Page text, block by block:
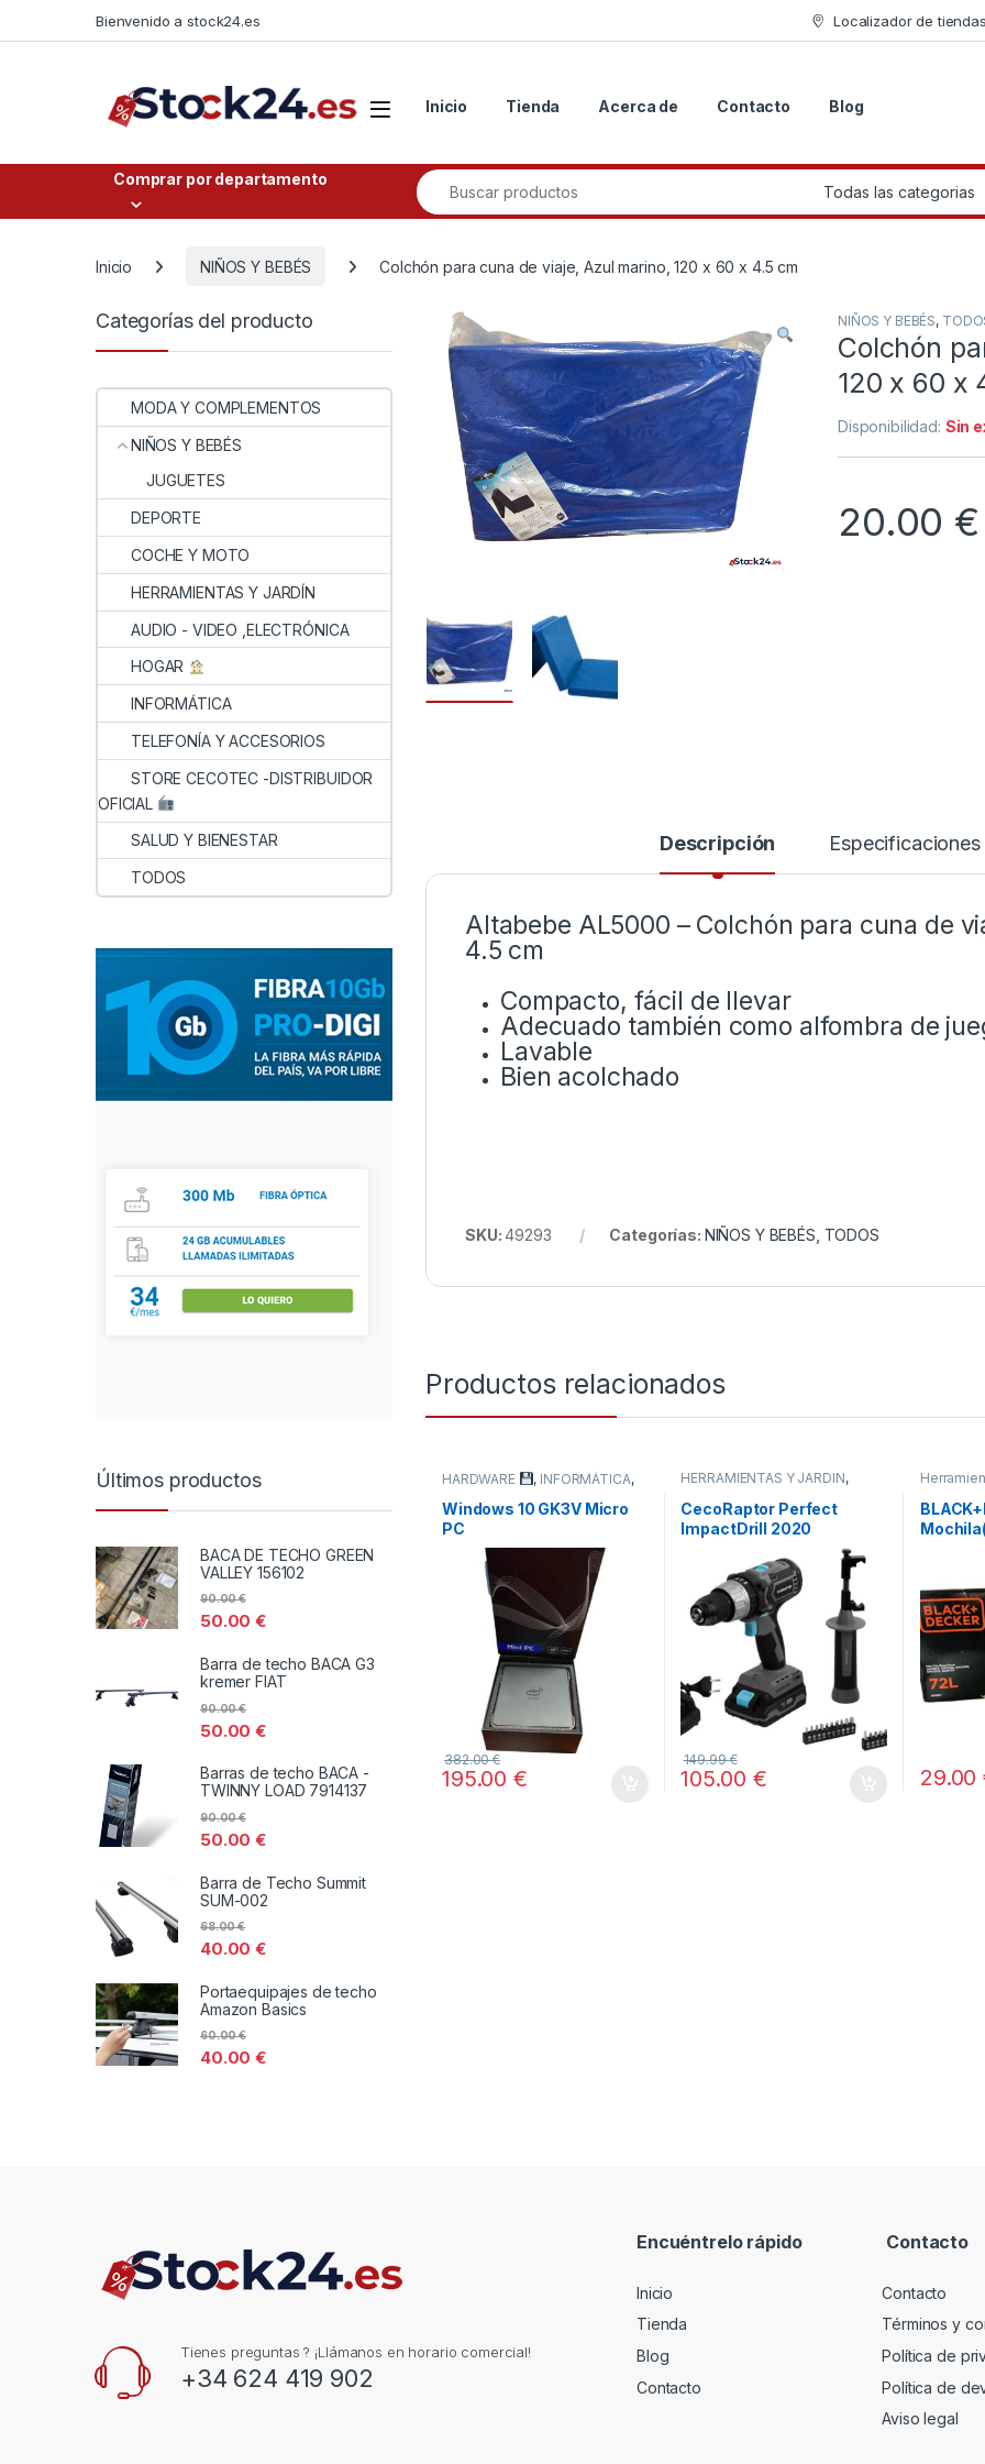
Bienvenido a stock24.es Localizador de tiendas
Open Inicio Tienda Acerca de Contacto Blog
Comprar por departamento Buscar por:
Inicio NIÑOS Y BEBÉS Colchón para cuna de viaje, Azul marino, 120 x 60 x 4.5 cm
NIÑOS Y BEBÉS,
Colchón
120 x 60 x
Disponibilidad: Sin
20.00 €
Descripción Especificaciones
Altabebe AL5000 – Colchón para cuna de
4.5 cm
Compacto, fácil de llevar
Adecuado también como alfombra de
Lavable
Bien acolchado
SKU:49293 Categorías: NIÑOS Y BEBÉS TODOS
Productos relacionados
HARDWARE , INFORMÁTICA,
Windows 10 GK3V Micro
PC
195.00€
382.00€
HERRAMIENTAS Y JARDÍN,
DISTRIBUIDOR OFICIAL
TODOS
CecoRaptor Perfect
ImpactDrill 2020
105.00 €
149.99€
TODOS
29.00
Categorías del producto
MODA Y COMPLEMENTOS
NIÑOS Y BEBÉS
JUGUETES
DEPORTE
COCHE Y MOTO
HERRAMIENTAS Y JARDÍN
AUDIO - VIDEO ,ELECTRÓNICA
HOGAR
INFORMÁTICA
TELEFONÍA Y ACCESORIOS
STORE CECOTEC -DISTRIBUIDOR
OFICIAL
SALUD Y BIENESTAR
TODOS
Últimos productos
BACA DE TECHO GREEN
VALLEY 156102
50.00€
90.00€
Barra de techo BACA G3
kremer FIAT
50.00€
90.00€
Barras de techo BACA -
TWINNY LOAD 7914137
50.00€
90.00€
Barra de Techo Summit
SUM-002
40.00€
68.00€
Portaequipajes de techo
Amazon Basics
40.00€
60.00€
Tienes preguntas ? ¡Llámanos en horario comercial!
+34 624 419 902
Encuéntrelo rápido
Inicio
Tienda
Blog
Contacto
Contacto
Contacto
Términos y
Política de
Política de
Aviso legal